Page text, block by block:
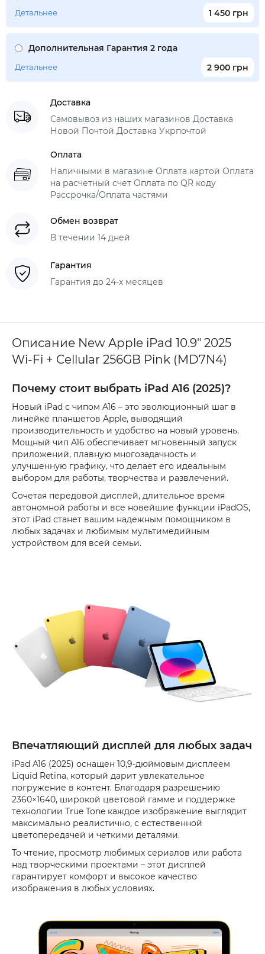
1 450 грн
Детальнее
Дополнительная Гарантия 2 года
2 900 грн
Детальнее
Доставка
Самовывоз из наших магазинов Доставка
Новой Почтой Доставка Укрпочтой
Оплата
Наличными в магазине Оплата картой Оплата
на расчетный счет Оплата по QR коду
Рассрочка/Оплата частями
Обмен возврат
В течении 14 дней
Гарантия
Гарантия до 24-х месяцев
Описание New Apple iPad 10.9" 2025
Wi-Fi + Cellular 256GB Pink (MD7N4)
Почему стоит выбрать iPad A16 (2025)?
Новый iPad с чипом A16 – это эволюционный шаг в
линейке планшетов Apple, выводящий
производительность и удобство на новый уровень.
Мощный чип A16 обеспечивает мгновенный запуск
приложений, плавную многозадачность и
улучшенную графику, что делает его идеальным
выбором для работы, творчества и развлечений.
Сочетая передовой дисплей, длительное время
автономной работы и все новейшие функции iPadOS,
этот iPad станет вашим надежным помощником в
любых задачах и любимым мультимедийным
устройством для всей семьи.
Впечатляющий дисплей для любых задач
iPad A16 (2025) оснащен 10,9-дюймовым дисплеем
Liquid Retina, который дарит увлекательное
погружение в контент. Благодаря разрешению
2360×1640, широкой цветовой гамме и поддержке
технологии True Tone каждое изображение выглядит
максимально реалистично, с естественной
цветопередачей и четкими деталями.
То чтение, просмотр любимых сериалов или работа
над творческими проектами – этот дисплей
гарантирует комфорт и высокое качество
изображения в любых условиях.